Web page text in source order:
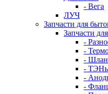
- Вега
ЛУЧ
Запчасти для
Запчасти
-
-
-
-
-
-